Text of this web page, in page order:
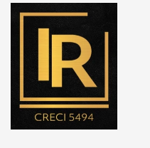
Página inicial